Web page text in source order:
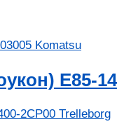
E85-